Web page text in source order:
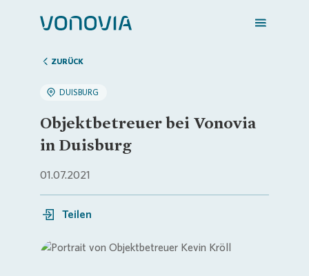
Zuhause finden
Mein Zuhause
Meine Stadt
Weitere Angebote
ZURÜCK
DUISBURG
Objektbetreuer bei Vonovia
in Duisburg
01.07.2021
Teilen